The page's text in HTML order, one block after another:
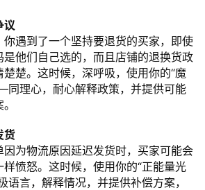
议
你遇到了一个坚持要退货的买家，即使
是他们自己选的，而且店铺的退换货政
楚楚。这时候，深呼吸，使用你的“魔
理心，耐心解释政策，并提供可能
货
因为物流原因延迟发货时，买家可能会
样愤怒。这时候，使用你的“正能量光
言，解释情况，并提供补偿方案，